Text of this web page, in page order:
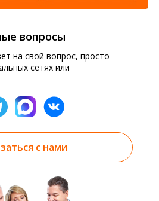
вопросы
на свой вопрос, просто
сетях или
с нами